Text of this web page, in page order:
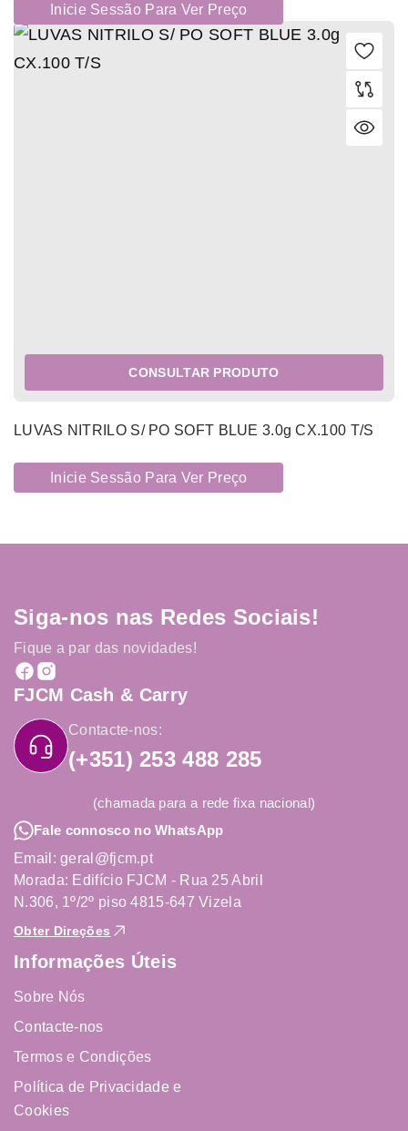
Inicie Sessão Para Ver Preço
CONSULTAR PRODUTO
LUVAS NITRILO S/ PO SOFT BLUE 3.0g CX.100 T/S
Inicie Sessão Para Ver Preço
Siga-nos nas Redes Sociais!
Fique a par das novidades!
FJCM Cash & Carry
Contacte-nos:
(+351) 253 488 285
(chamada para a rede fixa nacional)
Fale connosco no WhatsApp
Email: geral@fjcm.pt
Morada: Edifício FJCM - Rua 25 Abril
N.306, 1º/2º piso 4815-647 Vizela
Obter Direções
Informações Úteis
Sobre Nós
Contacte-nos
Termos e Condições
Política de Privacidade e
Cookies